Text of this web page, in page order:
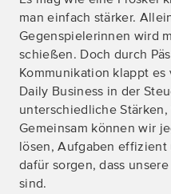
man einfach stärker.
Gegenspielerinnen wird
schießen. Doch durch
Kommunikation klappt
Daily Business in der
unterschiedliche
Gemeinsam können wir
lösen, Aufgaben
dafür sorgen, dass
sind.